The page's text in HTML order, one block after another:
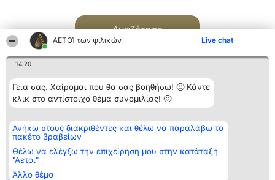
ΑΕΤΟΊ των ψιλικών Live chat
14:20
Γεια σας. Χαίρομαι που θα σας βοηθήσω! 🙂 Κάντε
κλικ στο αντίστοιχο θέμα συνομιλίας! 🙂
Ανήκω στους διακριθέντες και θέλω να παραλάβω το
πακέτο βραβείων
Θέλω να ελέγξω την επιχείρηση μου στην κατάταξη
"Αετοί"
Άλλο θέμα
Αναζήτηση
Διοργανωτής της
κατάταξης
BEAUTIFUL COMPANY
ΤΗΛ. ΕΠΙΚΟΙΝΩΝΙΑΣ:
2104128019
email:
Κατάταξη
Διακριθέντες
των
διακριθέντων
Επικοινωνία
Επικοινωνία